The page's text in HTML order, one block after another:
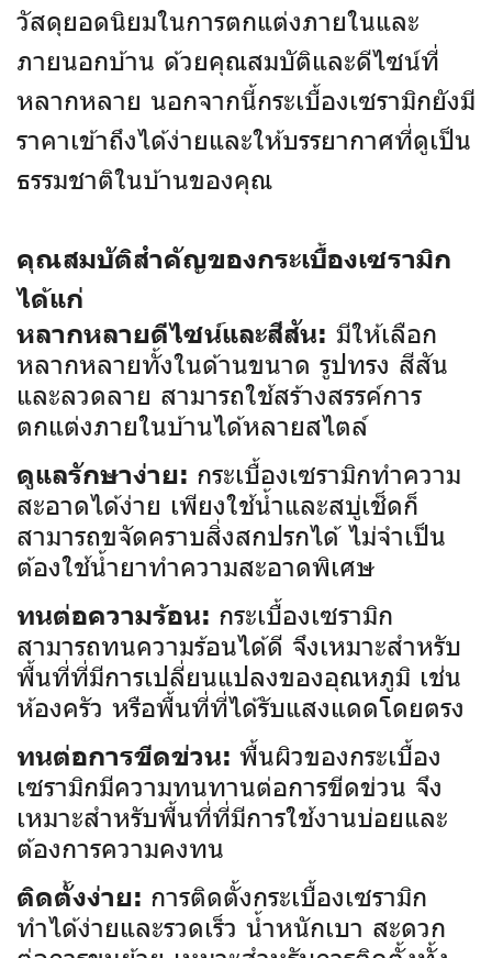
วัสดุยอดนิยมในการตกแต่งภายในและ
ภายนอกบ้าน ด้วยคุณสมบัติและดีไซน์ที่
หลากหลาย นอกจากนี้กระเบื้องเซรามิกยังมี
ราคาเข้าถึงได้ง่ายและให้บรรยากาศที่ดูเป็น
ธรรมชาติในบ้านของคุณ
คุณสมบัติสำคัญของกระเบื้องเซรามิก
ได้แก่
หลากหลายดีไซน์และสีสัน: มีให้เลือก
หลากหลายทั้งในด้านขนาด รูปทรง สีสัน
และลวดลาย สามารถใช้สร้างสรรค์การ
ตกแต่งภายในบ้านได้หลายสไตล์
ดูแลรักษาง่าย: กระเบื้องเซรามิกทำความ
สะอาดได้ง่าย เพียงใช้น้ำและสบู่เช็ดก็
สามารถขจัดคราบสิ่งสกปรกได้ ไม่จำเป็น
ต้องใช้น้ำยาทำความสะอาดพิเศษ
ทนต่อความร้อน: กระเบื้องเซรามิก
สามารถทนความร้อนได้ดี จึงเหมาะสำหรับ
พื้นที่ที่มีการเปลี่ยนแปลงของอุณหภูมิ เช่น
ห้องครัว หรือพื้นที่ที่ได้รับแสงแดดโดยตรง
ทนต่อการขีดข่วน: พื้นผิวของกระเบื้อง
เซรามิกมีความทนทานต่อการขีดข่วน จึง
เหมาะสำหรับพื้นที่ที่มีการใช้งานบ่อยและ
ต้องการความคงทน
ติดตั้งง่าย: การติดตั้งกระเบื้องเซรามิก
ทำได้ง่ายและรวดเร็ว น้ำหนักเบา สะดวก